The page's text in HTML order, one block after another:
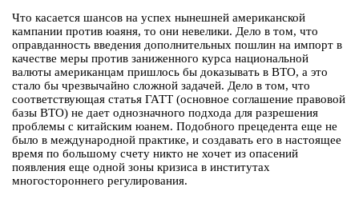
Что касается шансов на успех нынешней американской
кампании против юаяня, то они невелики. Дело в том, что
оправданность введения дополнительных пошлин на импорт в
качестве меры против заниженного курса национальной
валюты американцам пришлось бы доказывать в ВТО, а это
стало бы чрезвычайно сложной задачей. Дело в том, что
соответствующая статья ГАТТ (основное соглашение правовой
базы ВТО) не дает однозначного подхода для разрешения
проблемы с китайским юанем. Подобного прецедента еще не
было в международной практике, и создавать его в настоящее
время по большому счету никто не хочет из опасений
появления еще одной зоны кризиса в институтах
многостороннего регулирования.